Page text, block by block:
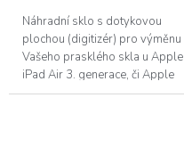
Náhradní sklo s dotykovou
plochou (digitizér) pro výměnu
Vašeho prasklého skla u Apple
iPad Air 3. generace, či Apple
iPadu Pro 10.5. PREMIUM